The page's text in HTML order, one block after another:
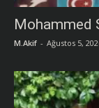
Mohammed
M.Akif - Ağustos 5,